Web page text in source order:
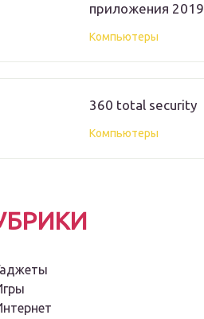
приложения 2019
Компьютеры
360 total security
Компьютеры